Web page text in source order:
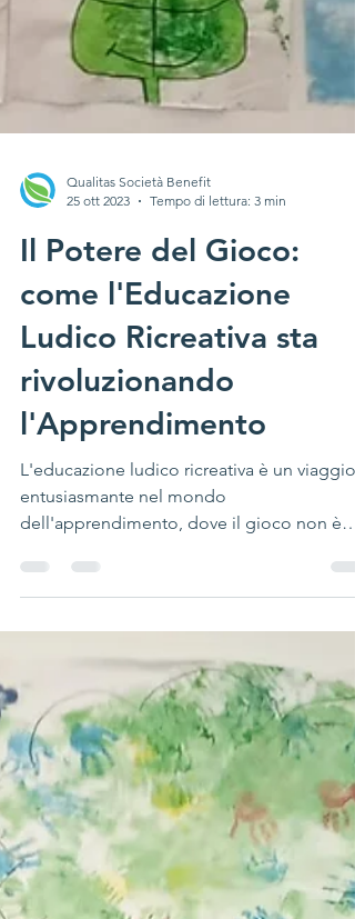
25 ott 2023
Tempo di lettura: 3 min
Il Potere del Gioco:
come l'Educazione
Ludico Ricreativa sta
rivoluzionando
l'Apprendimento
L'educazione ludico ricreativa è un viaggio
dell'apprendimento, dove il gioco non è
solo un modo per passare il...